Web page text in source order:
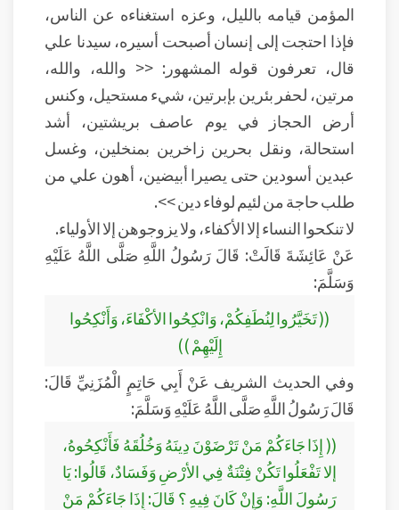
المؤمن قيامه بالليل، وعزه استغناءه عن الناس،
فإذا احتجت إلى إنسان أصبحت أسيره، سيدنا علي
قال، تعرفون قوله المشهور: << والله، والله،
مرتين، لحفر بئرين بإبرتين، شيء مستحيل، وكنس
أرض الحجاز في يوم عاصف بريشتين، أشد
استحالة، ونقل بحرين زاخرين بمنخلين، وغسل
عبدين أسودين حتى يصيرا أبيضين، أهون علي من
طلب حاجة من لئيم لوفاء دين >>.
لا تنكحوا النساء إلا الأكفاء، ولا يزوجوهن إلا الأولياء.
عَنْ عَائِشَةَ قَالَتْ: قَالَ رَسُولُ اللَّهِ صَلَّى اللَّهُ عَلَيْهِ
وَسَلَّمَ:
(( تَخَيَّرُوا لِنُطَفِكُمْ، وَانْكِحُوا الأكْفَاءَ، وَأَنْكِحُوا
إِلَيْهِمْ ))
وفي الحديث الشريف عَنْ أَبِي حَاتِمٍ الْمُزَنِيِّ قَالَ:
قَالَ رَسُولُ اللَّهِ صَلَّى اللَّهُ عَلَيْهِ وَسَلَّمَ:
(( إِذَا جَاءَكُمْ مَنْ تَرْضَوْنَ دِينَهُ وَخُلُقَهُ فَأَنْكِحُوهُ،
إلا تَفْعَلُوا تَكُنْ فِتْنَةٌ فِي الأرْضِ وَفَسَادٌ، قَالُوا: يَا
رَسُولَ اللَّهِ: وَإِنْ كَانَ فِيهِ ؟ قَالَ: إِذَا جَاءَكُمْ مَنْ